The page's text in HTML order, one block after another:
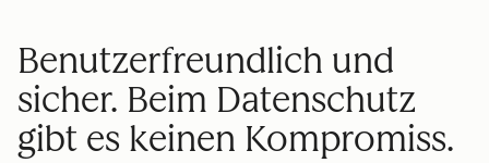
Benutzerfreundlich und
sicher. Beim Datenschutz
gibt es keinen Kompromiss.